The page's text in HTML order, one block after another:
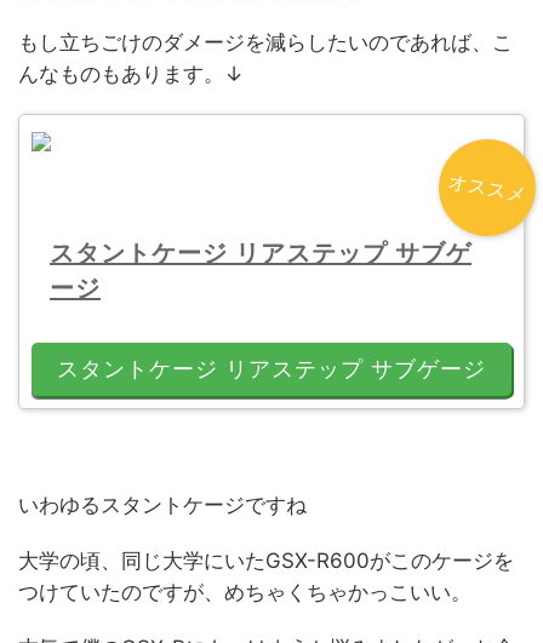
もし立ちごけのダメージを減らしたいのであれば、こ
んなものもあります。↓
スタントケージ リアステップ サブゲ
ージ
スタントケージ リアステップ サブゲージ
オススメ
いわゆるスタントケージですね
大学の頃、同じ大学にいたGSX-R600がこのケージを
つけていたのですが、めちゃくちゃかっこいい。